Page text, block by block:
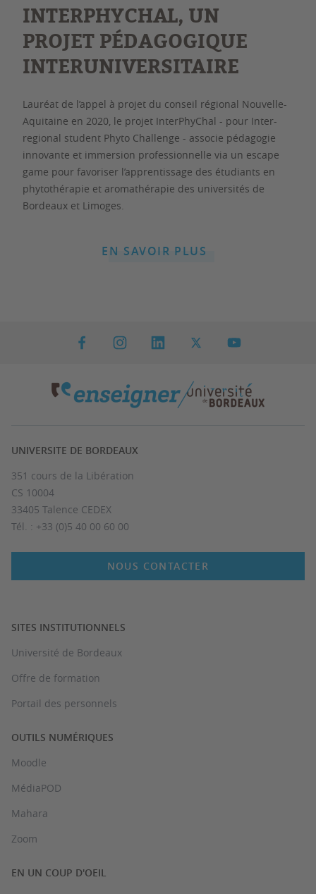
INTERPHYCHAL, UN
PROJET PÉDAGOGIQUE
INTERUNIVERSITAIRE
Lauréat de l’appel à projet du conseil régional Nouvelle-
Aquitaine en 2020, le projet InterPhyChal - pour Inter-
regional student Phyto Challenge - associe pédagogie
innovante et immersion professionnelle via un escape
game pour favoriser l’apprentissage des étudiants en
phytothérapie et aromathérapie des universités de
Bordeaux et Limoges.
EN SAVOIR PLUS
UNIVERSITE DE BORDEAUX
351 cours de la Libération
CS 10004
33405 Talence CEDEX
Tél. : +33 (0)5 40 00 60 00
NOUS CONTACTER
SITES INSTITUTIONNELS
Université de Bordeaux
Offre de formation
Portail des personnels
OUTILS NUMÉRIQUES
Moodle
MédiaPOD
Mahara
Zoom
EN UN COUP D'OEIL